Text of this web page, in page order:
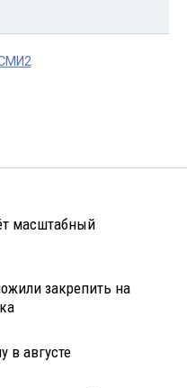
масштабный
закрепить на
в августе